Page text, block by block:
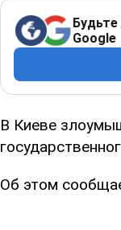
Google
В Киеве
Об этом